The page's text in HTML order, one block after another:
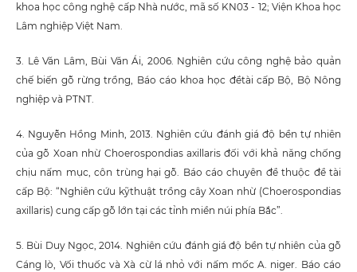
khoa học công nghệ cấp Nhà nước, mã số KN03 - 12; Viện Khoa học
Lâm nghiệp Việt Nam.
3. Lê Văn Lâm, Bùi Văn Ái, 2006. Nghiên cứu công nghệ bảo quản
chế biến gỗ rừng trồng, Báo cáo khoa học đềtài cấp Bộ, Bộ Nông
nghiệp và PTNT.
4. Nguyễn Hồng Minh, 2013. Nghiên cứu đánh giá độ bền tự nhiên
của gỗ Xoan nhừ Choerospondias axillaris đối với khả năng chống
chịu nấm mục, côn trùng hại gỗ. Báo cáo chuyên đề thuộc đề tài
cấp Bộ: “Nghiên cứu kỹthuật trồng cây Xoan nhừ (Choerospondias
axillaris) cung cấp gỗ lớn tại các tỉnh miền núi phía Bắc”.
5. Bùi Duy Ngọc, 2014. Nghiên cứu đánh giá độ bền tự nhiên của gỗ
Cáng lò, Vối thuốc và Xà cừ lá nhỏ với nấm mốc A. niger. Báo cáo